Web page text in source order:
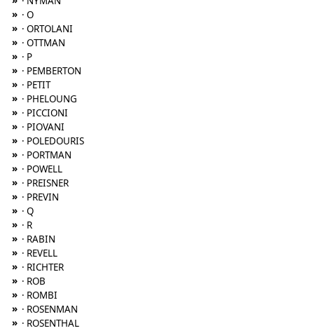
» · O
» · ORTOLANI
» · OTTMAN
» · P
» · PEMBERTON
» · PETIT
» · PHELOUNG
» · PICCIONI
» · PIOVANI
» · POLEDOURIS
» · PORTMAN
» · POWELL
» · PREISNER
» · PREVIN
» · Q
» · R
» · RABIN
» · REVELL
» · RICHTER
» · ROB
» · ROMBI
» · ROSENMAN
» · ROSENTHAL